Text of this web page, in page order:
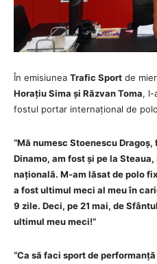
În emisiunea Trafic Sport de
Horațiu Sima și Răzvan Toma, l-
fostul portar internațional de
“Mă numesc Stoenescu
Dinamo, am fost și pe la
națională. M-am lăsat de polo
a fost ultimul meci al meu în
9 zile. Deci, pe 21 mai, de
ultimul meu meci!”
“Ca să faci sport de